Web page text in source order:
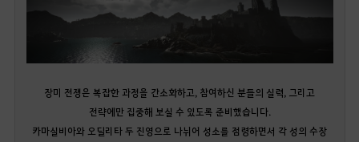
장미 전쟁은 복잡한 과정을 간소화하고, 참여하신 분들의 실력, 그리고
전략에만 집중해 보실 수 있도록 준비했습니다.
카마실비아와 오딜리타 두 진영으로 나뉘어 성소를 점령하면서 각 성의 수장